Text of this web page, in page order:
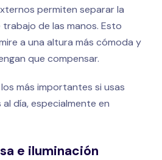
permiten separar la
de las manos. Esto
a una altura más cómoda y
que compensar.
más importantes si usas
día, especialmente en
e iluminación